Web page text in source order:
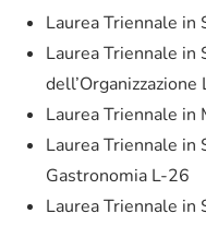
Laurea Triennale in
Laurea Triennale in
dell’Organizzazione
Laurea Triennale in
Laurea Triennale in
Gastronomia L-26
Laurea Triennale in